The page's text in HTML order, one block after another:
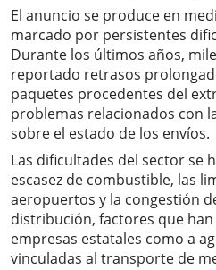
El anuncio se produce en
marcado por persistentes
Durante los últimos años,
reportado retrasos
paquetes procedentes del
problemas relacionados con
sobre el estado de los envíos.
Las dificultades del sector se
escasez de combustible, las
aeropuertos y la congestión
distribución, factores que
empresas estatales como a
vinculadas al transporte de